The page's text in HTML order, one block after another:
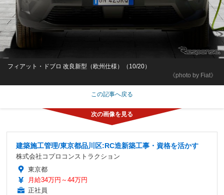
《photo by Fiat》
フィアット・ドブロ 改良新型（欧州仕様）（10/20）
この記事へ戻る
建築施工管理/東京都品川区:RC造新築工事・資格を活かす
株式会社コプロコンストラクション
東京都
月給34万円～44万円
正社員